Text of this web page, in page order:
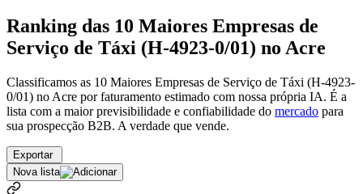
Ranking das 10 Maiores Empresas de
Serviço de Táxi (H-4923-0/01) no Acre
Classificamos as 10 Maiores Empresas de Serviço de Táxi (H-4923-
0/01) no Acre por faturamento estimado com nossa própria IA. É a
lista com a maior previsibilidade e confiabilidade do mercado para
sua prospecção B2B. A verdade que vende.
Exportar
Nova lista